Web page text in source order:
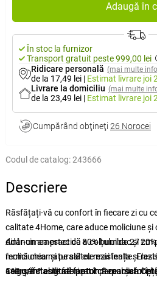
Adaugă în
În stoc la furnizor
Transport gratuit peste 999,00 lei
Ridicare personală (mai multe
de la 17,49 lei | Estimat livrare joi
Livrare la domiciliu (mai multe
de la 23,49 lei | Estimat livrare joi
Cumpărând obţineţi 26 Norocei
Codul de catalog:243666
Descriere
Răsfățați-vă cu confort în fiecare zi cu
calitate 4Home, care aduce moliciune
dintr-un amestec de 80% bumbac și
moliciunea naturală cu rezistența și
160 g/m² asigură faptul că cearșaful
Adâncimea practică a colțului de 27 cm
fermă chiar și pe saltele mai înalte.
asigură stabilitate pe tot parcursul
Cearșaful este fabricat în Republica